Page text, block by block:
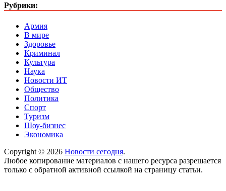
Рубрики:
Армия
В мире
Здоровье
Криминал
Культура
Наука
Новости ИТ
Общество
Политика
Спорт
Туризм
Шоу-бизнес
Экономика
Copyright © 2026 Новости сегодня.
Любое копирование материалов с нашего ресурса разрешается
только с обратной активной ссылкой на страницу статьи.